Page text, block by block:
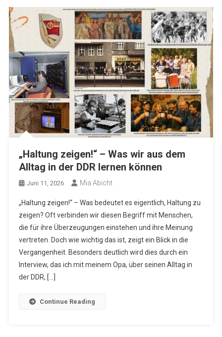
„Haltung zeigen!“ – Was wir aus dem
Alltag in der DDR lernen können
Juni 11, 2026 Mia Abicht
„Haltung zeigen!“ – Was bedeutet es eigentlich, Haltung zu
zeigen? Oft verbinden wir diesen Begriff mit Menschen,
die für ihre Überzeugungen einstehen und ihre Meinung
vertreten. Doch wie wichtig das ist, zeigt ein Blick in die
Vergangenheit. Besonders deutlich wird dies durch ein
Interview, das ich mit meinem Opa, über seinen Alltag in
der DDR, […]
Continue Reading